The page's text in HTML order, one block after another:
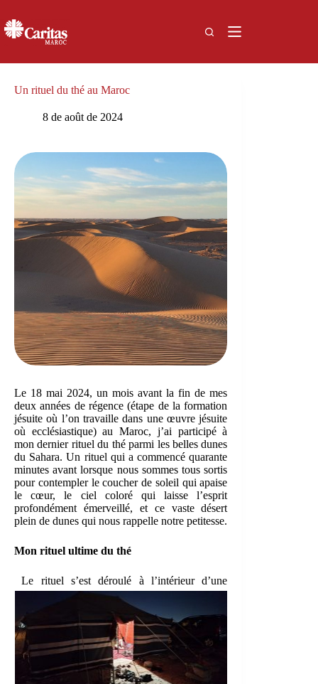
au
contenu
Un rituel du thé au Maroc
8 de août de 2024
Le 18 mai 2024, un mois avant la fin de mes
deux années de régence (étape de la formation
jésuite où l’on travaille dans une œuvre jésuite
où ecclésiastique) au Maroc, j’ai participé à
mon dernier rituel du thé parmi les belles dunes
du Sahara. Un rituel qui a commencé quarante
minutes avant lorsque nous sommes tous sortis
pour contempler le coucher de soleil qui apaise
le cœur, le ciel coloré qui laisse l’esprit
profondément émerveillé, et ce vaste désert
plein de dunes qui nous rappelle notre petitesse.
Mon rituel ultime du thé
Le rituel s’est déroulé à l’intérieur d’une